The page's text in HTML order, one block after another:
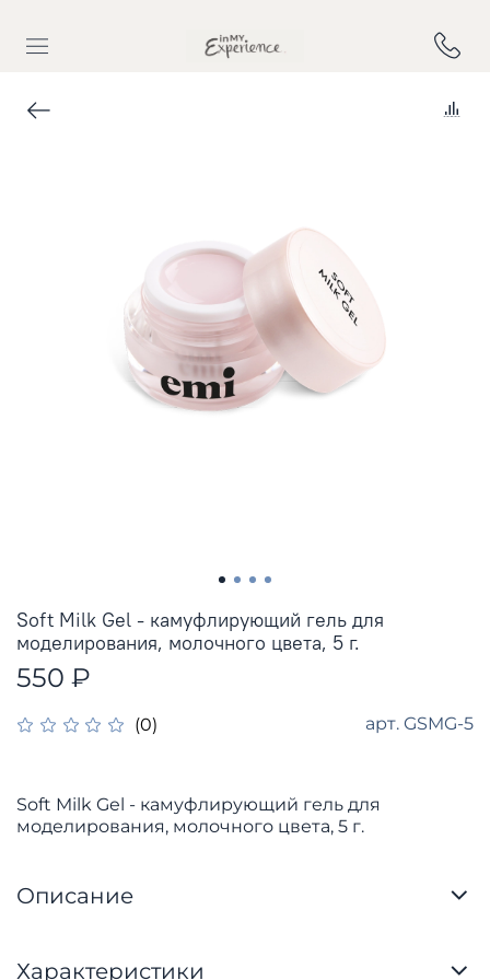
(0) арт. GSMG-5
Soft Milk Gel - камуфлирующий гель для
моделирования, молочного цвета, 5 г.
550 ₽
Soft Milk Gel - камуфлирующий гель для
моделирования, молочного цвета, 5 г.
Описание
Характеристики